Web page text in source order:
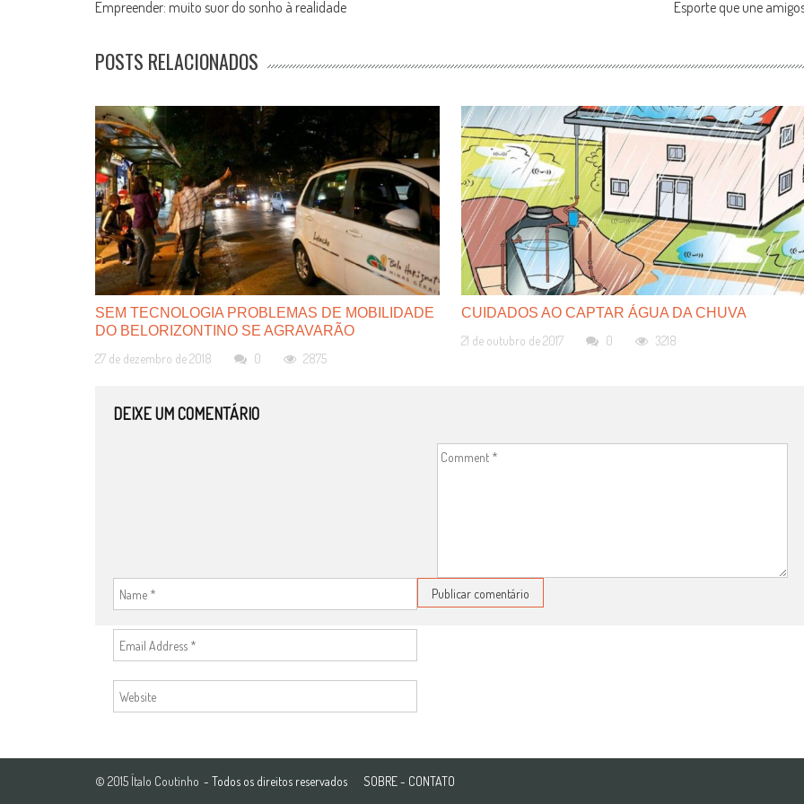
NAVIGATION
Empreender: muito suor do sonho à realidade Esporte que une
POSTS RELACIONADOS
SEM TECNOLOGIA PROBLEMAS DE MOBILIDADE
DO BELORIZONTINO SE AGRAVARÃO
27 de dezembro de 2018
0 2875
CUIDADOS AO CAPTAR ÁGUA DA CHUVA
21 de outubro de 2017
0 3218
DEIXE UM COMENTÁRIO
© 2015 Ítalo Coutinho - Todos os direitos reservados SOBRE- CONTATO